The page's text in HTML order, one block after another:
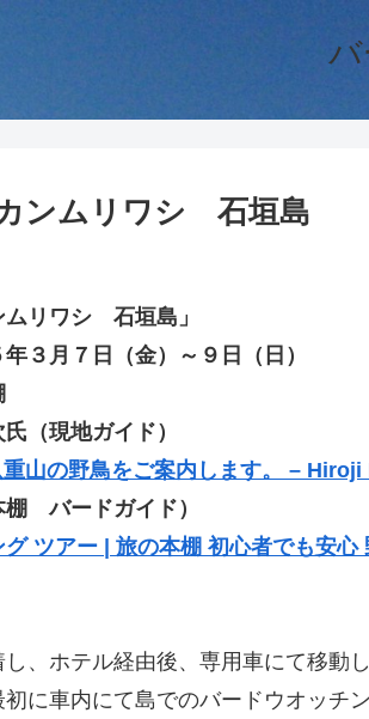
ンムリワシ 石垣島
ムリワシ 石垣島」
３月７日（金）～９日（日）
（現地ガイド）
山の野鳥をご案内します。 –
棚 バードガイド）
ツアー | 旅の本棚 初心者でも安
、ホテル経由後、専用車にて移動
に車内にて島でのバードウオッチ